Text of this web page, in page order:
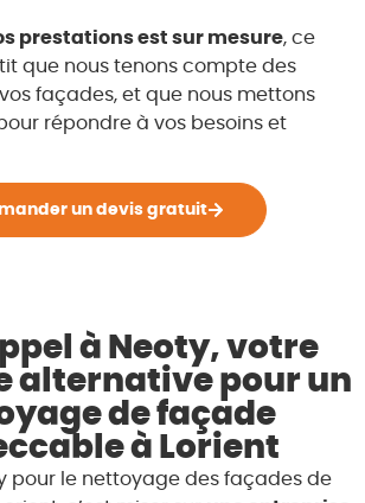
prestations est sur mesure, ce
que nous tenons compte des
façades, et que nous mettons
répondre à vos besoins et
un devis gratuit
à Neoty, votre
alternative pour un
de façade
à Lorient
pour le nettoyage des façades de